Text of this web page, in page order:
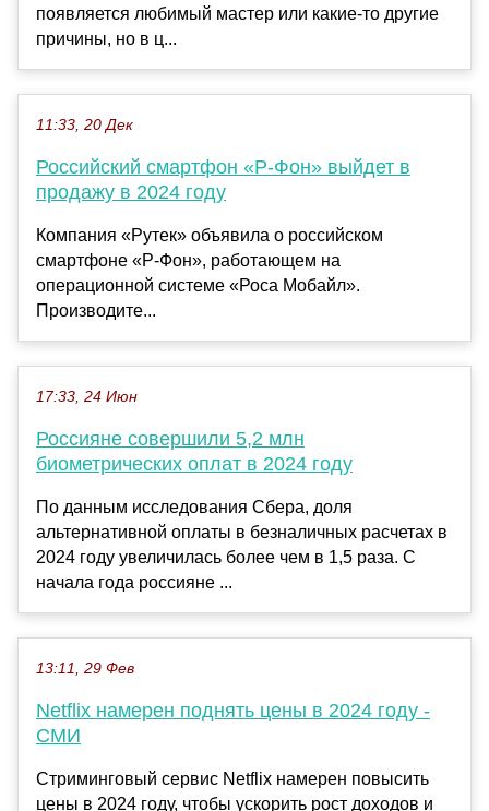
появляется любимый мастер или какие-то другие
причины, но в ц...
11:33, 20 Дек
Российский смартфон «Р-Фон» выйдет в
продажу в 2024 году
Компания «Рутек» объявила о российском
смартфоне «Р-Фон», работающем на
операционной системе «Роса Мобайл».
Производите...
17:33, 24 Июн
Россияне совершили 5,2 млн
биометрических оплат в 2024 году
По данным исследования Сбера, доля
альтернативной оплаты в безналичных расчетах в
2024 году увеличилась более чем в 1,5 раза. С
начала года россияне ...
13:11, 29 Фев
Netflix намерен поднять цены в 2024 году -
СМИ
Стриминговый сервис Netflix намерен повысить
цены в 2024 году, чтобы ускорить рост доходов и